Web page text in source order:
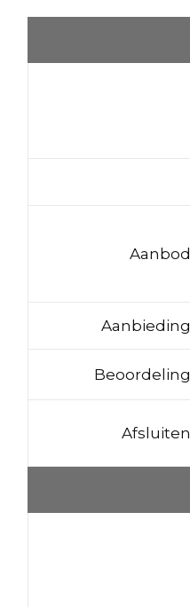
Aanbod
Aanbieding
Beoordeling
Afsluiten